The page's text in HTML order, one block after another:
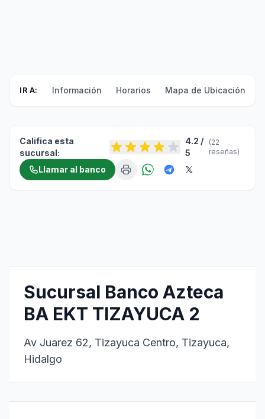
IR A: Información Horarios Mapa de Ubicación
Califica esta
sucursal:
4.2 /
5
(22
reseñas)
Llamar al banco
Sucursal Banco Azteca
BA EKT TIZAYUCA 2
Av Juarez 62, Tizayuca Centro, Tizayuca,
Hidalgo